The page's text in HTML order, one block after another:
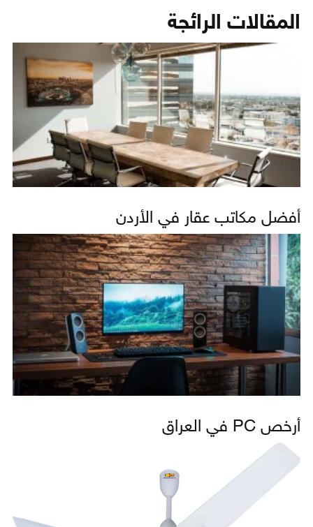
المقالات الرائجة
أفضل مكاتب عقار في الأردن
أرخص PC في العراق